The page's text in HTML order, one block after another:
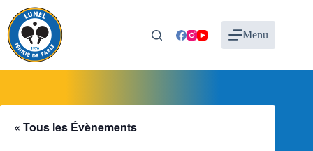
contenu
Menu
« Tous les Évènements